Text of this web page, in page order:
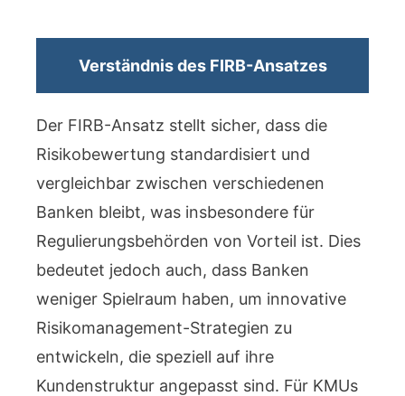
Verständnis des FIRB-Ansatzes
Der FIRB-Ansatz stellt sicher, dass die
Risikobewertung standardisiert und
vergleichbar zwischen verschiedenen
Banken bleibt, was insbesondere für
Regulierungsbehörden von Vorteil ist. Dies
bedeutet jedoch auch, dass Banken
weniger Spielraum haben, um innovative
Risikomanagement-Strategien zu
entwickeln, die speziell auf ihre
Kundenstruktur angepasst sind. Für KMUs